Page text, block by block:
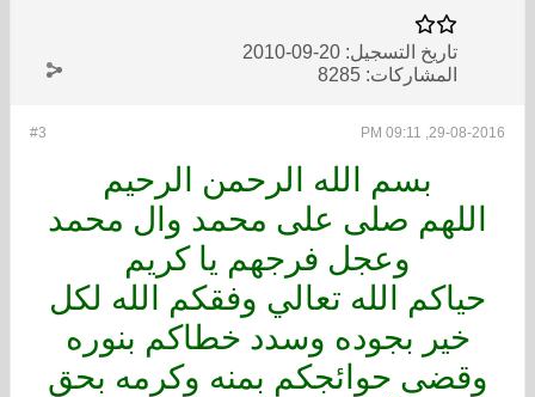
تاريخ التسجيل: 20-09-2010
المشاركات: 8285
#3 29-08-2016, 09:11 PM
بسم الله الرحمن الرحيم
اللهم صلى على محمد وال محمد
وعجل فرجهم يا كريم
حياكم الله تعالي وفقكم الله لكل
خير بجوده وسدد خطاكم بنوره
وقضى حوائجكم بمنه وكرمه بحق